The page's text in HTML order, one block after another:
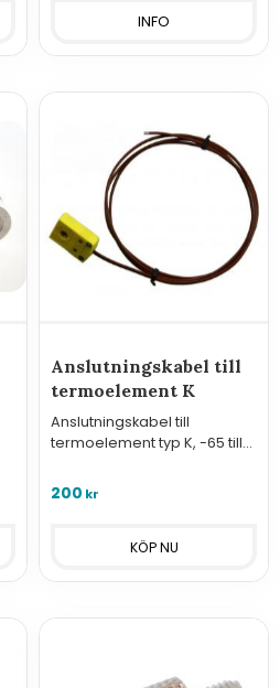
INFO
Anslutningskabel till
termoelement K
Anslutningskabel till
termoelement typ K, -65 till
200 kr